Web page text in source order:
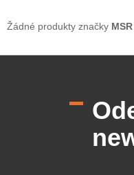
Žádné produkty značky MSR